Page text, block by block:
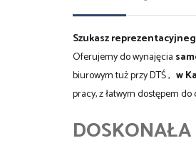
Szukasz
Oferujemy do wynajęcia
biurowym tuż przy DTŚ , w
pracy, z łatwym dostępem